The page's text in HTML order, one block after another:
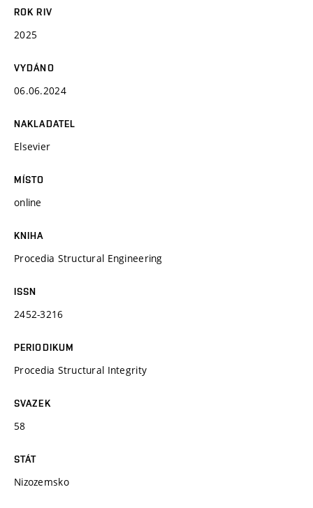
ROK RIV
2025
VYDÁNO
06.06.2024
NAKLADATEL
Elsevier
MÍSTO
online
KNIHA
Procedia Structural Engineering
ISSN
2452-3216
PERIODIKUM
Procedia Structural Integrity
SVAZEK
58
STÁT
Nizozemsko